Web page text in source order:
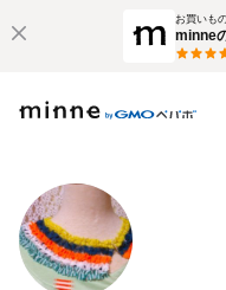
お買いも
minne